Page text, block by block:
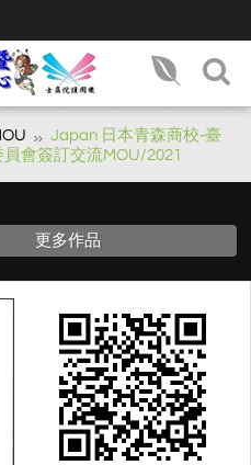
Japan 日本青森商校-臺
會簽訂交流MOU/2021
更多作品